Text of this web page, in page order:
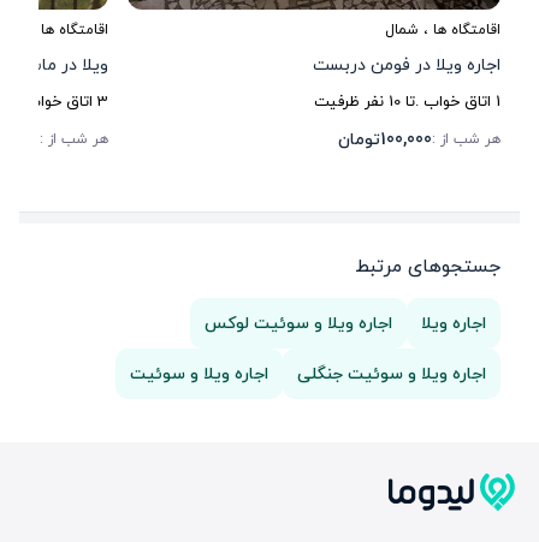
اقامتگاه ها ، شمال
اجاره ویلا در فومن دربست
1 اتاق خواب .تا10 نفر ظرفیت
هر شب از :100,000تومان
اقامتگاه ها
ویلا در
3 اتاق خواب .
هر شب از :
جستجوهای مرتبط
اجاره ویلا
اجاره ویلا و سوئیت لوکس
اجاره ویلا و سوئیت جنگلی
اجاره ویلا و سوئیت